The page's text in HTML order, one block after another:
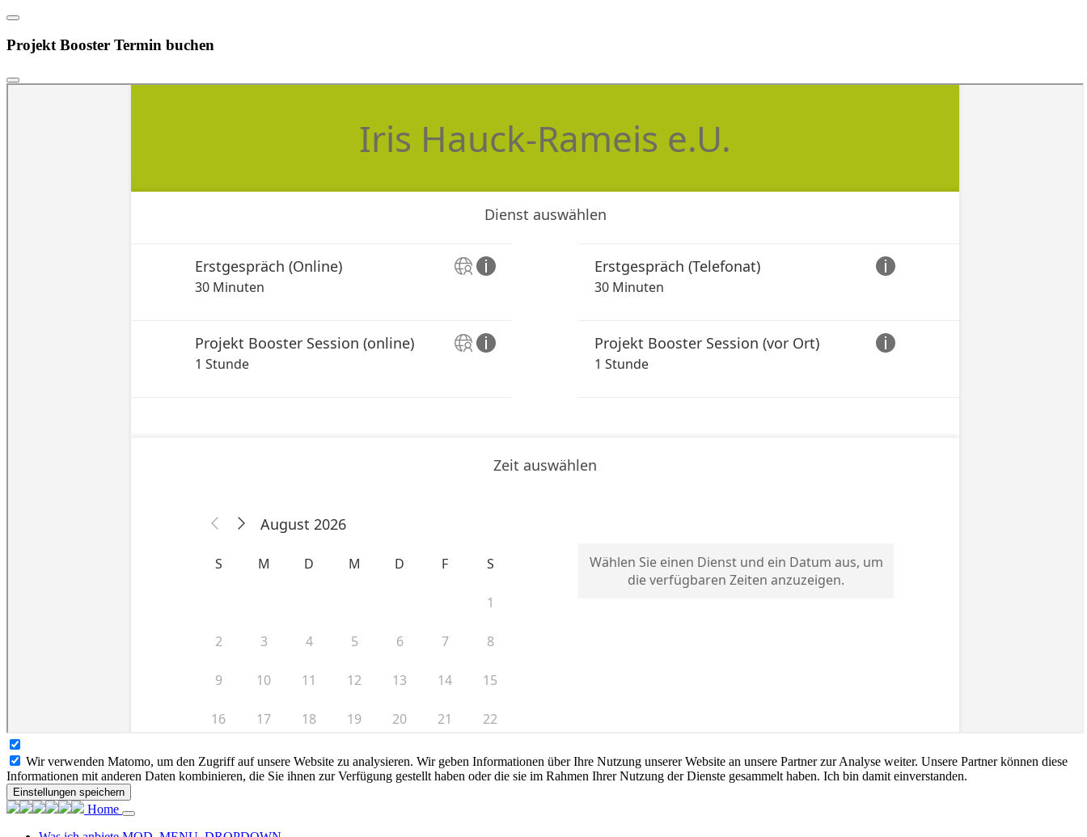
Projekt Booster Termin buchen
Wir verwenden Matomo, um den Zugriff auf unsere Website zu analysieren. Wir geben Informationen über Ihre Nutzung unserer Website an unsere Partner zur Analyse weiter. Unsere Partner können diese
Informationen mit anderen Daten kombinieren, die Sie ihnen zur Verfügung gestellt haben oder die sie im Rahmen Ihrer Nutzung der Dienste gesammelt haben. Ich bin damit einverstanden.
Einstellungen speichern
Home